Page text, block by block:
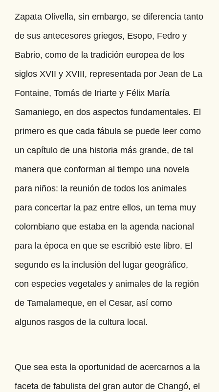
Zapata Olivella, sin embargo, se diferencia tanto
de sus antecesores griegos, Esopo, Fedro y
Babrio, como de la tradición europea de los
siglos XVII y XVIII, representada por Jean de La
Fontaine, Tomás de Iriarte y Félix María
Samaniego, en dos aspectos fundamentales. El
primero es que cada fábula se puede leer como
un capítulo de una historia más grande, de tal
manera que conforman al tiempo una novela
para niños: la reunión de todos los animales
para concertar la paz entre ellos, un tema muy
colombiano que estaba en la agenda nacional
para la época en que se escribió este libro. El
segundo es la inclusión del lugar geográfico,
con especies vegetales y animales de la región
de Tamalameque, en el Cesar, así como
algunos rasgos de la cultura local.
Que sea esta la oportunidad de acercarnos a la
faceta de fabulista del gran autor de Changó, el